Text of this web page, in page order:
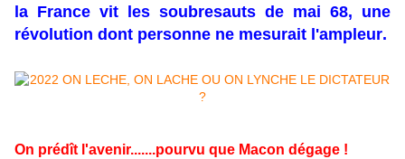
la France vit les soubresauts de mai 68, une
révolution dont personne ne mesurait l'ampleur.
On prédît l'avenir.......pourvu que Macon dégage !